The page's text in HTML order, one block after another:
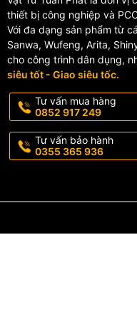
🔹 Ứng
Khớp nối mềm FF ngàm
💧 Hệ thống cấp thoát
🔥 Hệ thống phòng
🏭 Nhà máy công
🌊 Hệ thống xử lý nước
⚙️ Đường ống dẫn áp
🔹 Ưu Điểm
thiết bị công nghiệp và
Với đa dạng sản phẩm từ
Sanwa, Wufeng, Arita,
cho công trình dân dụng,
siêu tốt - Giao siêu tốc.
Tư vấn mua hàng
0852 917 249
Tư vấn bảo hành
0355 365 936